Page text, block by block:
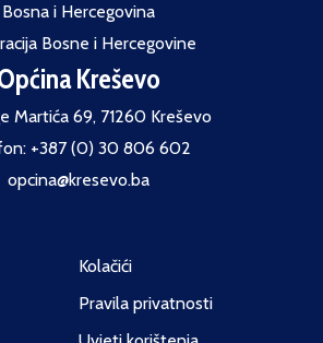
Bosna i Hercegovina
Bosne i Hercegovine
Kreševo
Martića 69, 71260 Kreševo
+387 (0) 30 806 602
opcina@kresevo.ba
Kolačići
Pravila privatnosti